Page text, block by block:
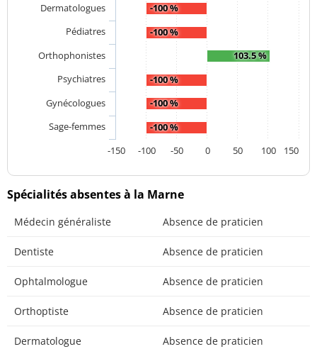
-100 %
-100 %
103.5 %
-100 %
-100 %
-100 %
Dermatologues
Pédiatres
Orthophonistes
Psychiatres
Gynécologues
Sage-femmes
-150
-100 -50 0 50 100 150
Spécialités absentes à la Marne
Médecin généraliste Absence de praticien
Dentiste Absence de praticien
Ophtalmologue Absence de praticien
Orthoptiste Absence de praticien
Dermatologue Absence de praticien